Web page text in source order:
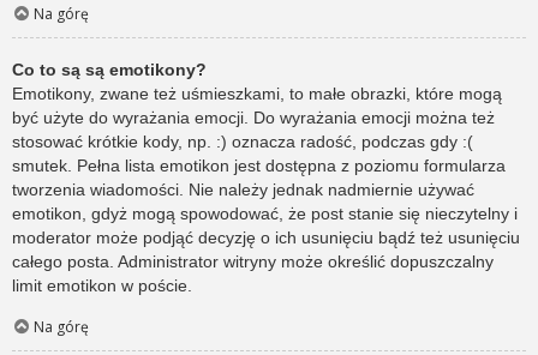
Na górę
Co to są są emotikony?
Emotikony, zwane też uśmieszkami, to małe obrazki, które mogą
być użyte do wyrażania emocji. Do wyrażania emocji można też
stosować krótkie kody, np. :) oznacza radość, podczas gdy :(
smutek. Pełna lista emotikon jest dostępna z poziomu formularza
tworzenia wiadomości. Nie należy jednak nadmiernie używać
emotikon, gdyż mogą spowodować, że post stanie się nieczytelny i
moderator może podjąć decyzję o ich usunięciu bądź też usunięciu
całego posta. Administrator witryny może określić dopuszczalny
limit emotikon w poście.
Na górę